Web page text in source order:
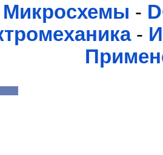
Микросхемы -
-